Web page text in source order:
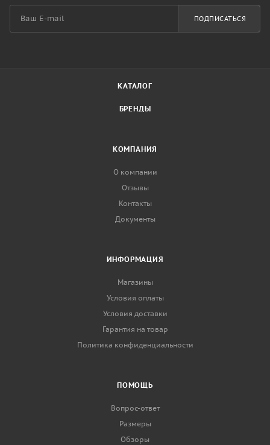
ПОДПИСАТЬСЯ
КАТАЛОГ
БРЕНДЫ
КОМПАНИЯ
О компании
Отзывы
Контакты
Документы
ИНФОРМАЦИЯ
Магазины
Условия оплаты
Условия доставки
Гарантия на товар
Политика конфиденциальности
ПОМОЩЬ
Вопрос-ответ
Размеры
Обзоры